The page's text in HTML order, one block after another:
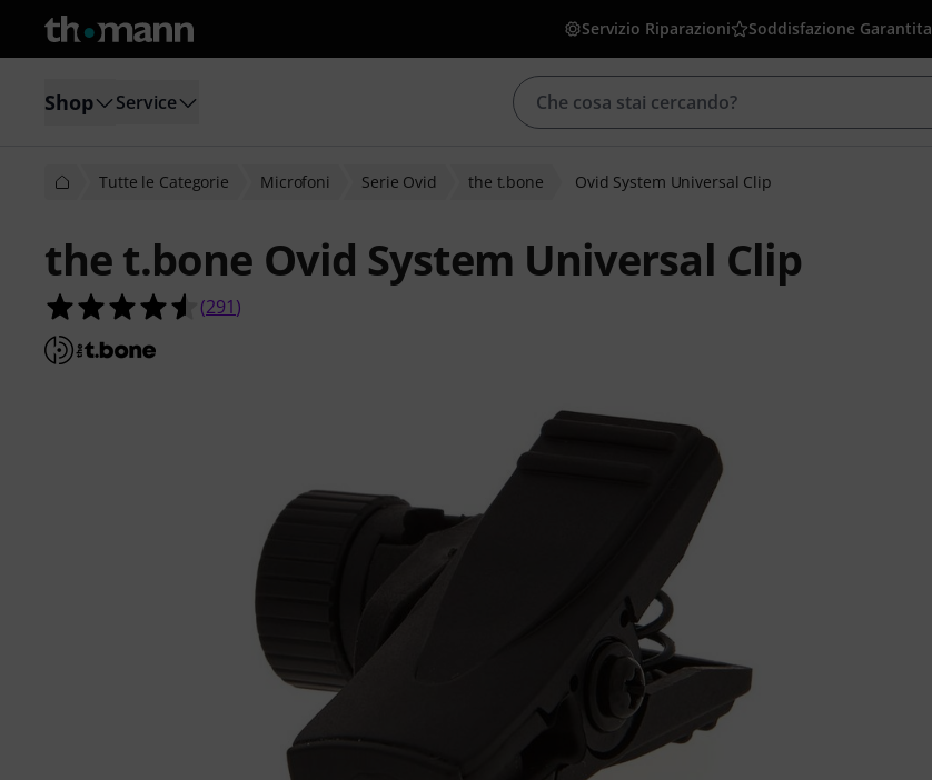
Servizio Riparazioni Soddisfazione Garantita
Shop Service
Tutte le Categorie Microfoni Serie Ovid the t.bone Ovid System Universal Clip
the t.bone Ovid System Universal Clip
4.5 su 5 stelle su 291 valutazioni dei clienti
(291)